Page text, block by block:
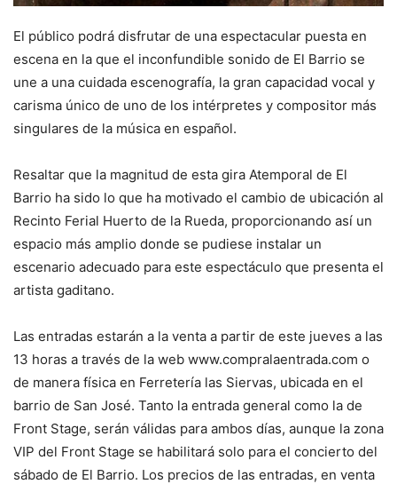
El público podrá disfrutar de una espectacular puesta en
escena en la que el inconfundible sonido de El Barrio se
une a una cuidada escenografía, la gran capacidad vocal y
carisma único de uno de los intérpretes y compositor más
singulares de la música en español.
Resaltar que la magnitud de esta gira Atemporal de El
Barrio ha sido lo que ha motivado el cambio de ubicación al
Recinto Ferial Huerto de la Rueda, proporcionando así un
espacio más amplio donde se pudiese instalar un
escenario adecuado para este espectáculo que presenta el
artista gaditano.
Las entradas estarán a la venta a partir de este jueves a las
13 horas a través de la web www.compralaentrada.com o
de manera física en Ferretería las Siervas, ubicada en el
barrio de San José. Tanto la entrada general como la de
Front Stage, serán válidas para ambos días, aunque la zona
VIP del Front Stage se habilitará solo para el concierto del
sábado de El Barrio. Los precios de las entradas, en venta